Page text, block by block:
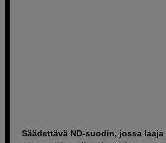
Säädettävä ND-suodin, jossa